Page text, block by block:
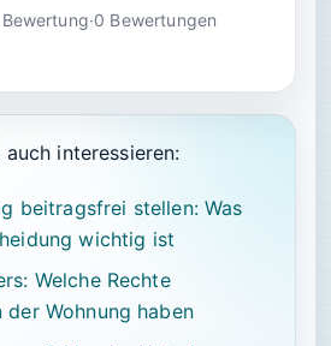
·0 Bewertungen
interessieren:
beitragsfrei stellen: Was
wichtig ist
Welche Rechte
Wohnung haben